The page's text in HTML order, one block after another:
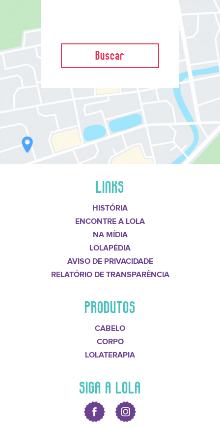
Buscar
LINKS
HISTÓRIA
ENCONTRE A LOLA
NA MÍDIA
LOLAPÉDIA
AVISO DE PRIVACIDADE
RELATÓRIO DE TRANSPARÊNCIA
PRODUTOS
CABELO
CORPO
LOLATERAPIA
SIGA A LOLA